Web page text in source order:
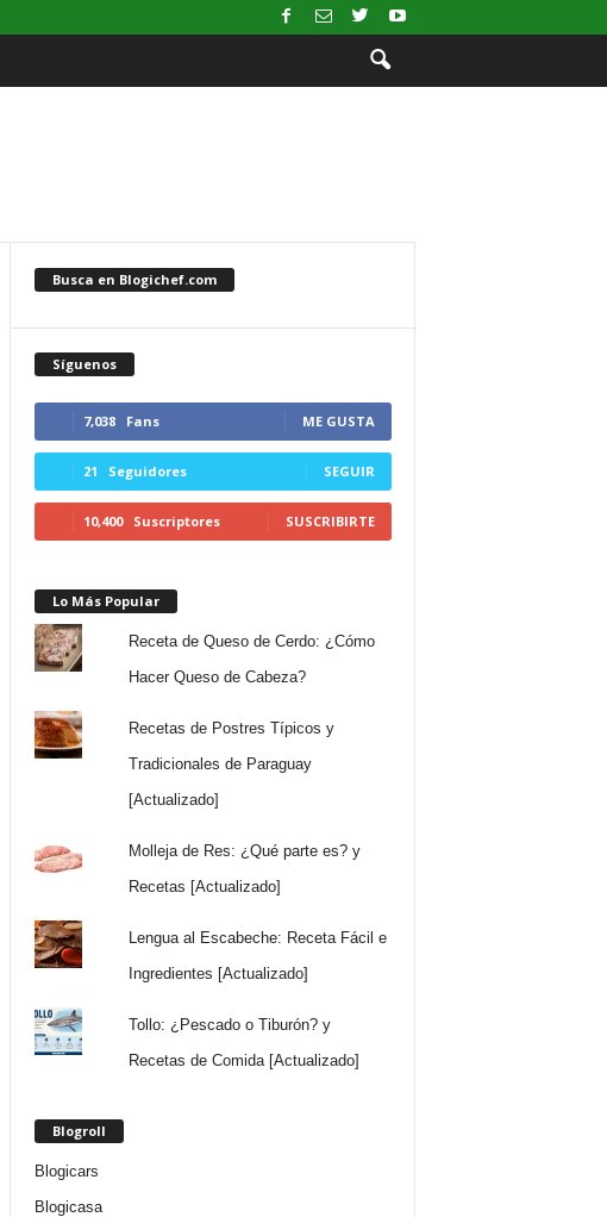
Busca en Blogichef.com
Síguenos
7,038 Fans ME GUSTA
21 Seguidores SEGUIR
10,400 Suscriptores SUSCRIBIRTE
Lo Más Popular
Receta de Queso de Cerdo: ¿Cómo
Hacer Queso de Cabeza?
Recetas de Postres Típicos y
Tradicionales de Paraguay
[Actualizado]
Molleja de Res: ¿Qué parte es? y
Recetas [Actualizado]
Lengua al Escabeche: Receta Fácil e
Ingredientes [Actualizado]
Tollo: ¿Pescado o Tiburón? y
Recetas de Comida [Actualizado]
Blogroll
Blogicars
Blogicasa